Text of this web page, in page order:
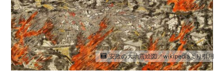
安政の大地震絵図／wikipediaより引用